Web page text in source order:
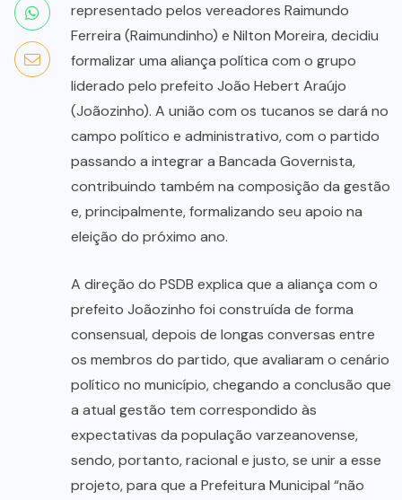
representado pelos vereadores Raimundo
Ferreira (Raimundinho) e Nilton Moreira, decidiu
formalizar uma aliança política com o grupo
liderado pelo prefeito João Hebert Araújo
(Joãozinho). A união com os tucanos se dará no
campo político e administrativo, com o partido
passando a integrar a Bancada Governista,
contribuindo também na composição da gestão
e, principalmente, formalizando seu apoio na
eleição do próximo ano.
A direção do PSDB explica que a aliança com o
prefeito Joãozinho foi construída de forma
consensual, depois de longas conversas entre
os membros do partido, que avaliaram o cenário
político no município, chegando a conclusão que
a atual gestão tem correspondido às
expectativas da população varzeanovense,
sendo, portanto, racional e justo, se unir a esse
projeto, para que a Prefeitura Municipal “não